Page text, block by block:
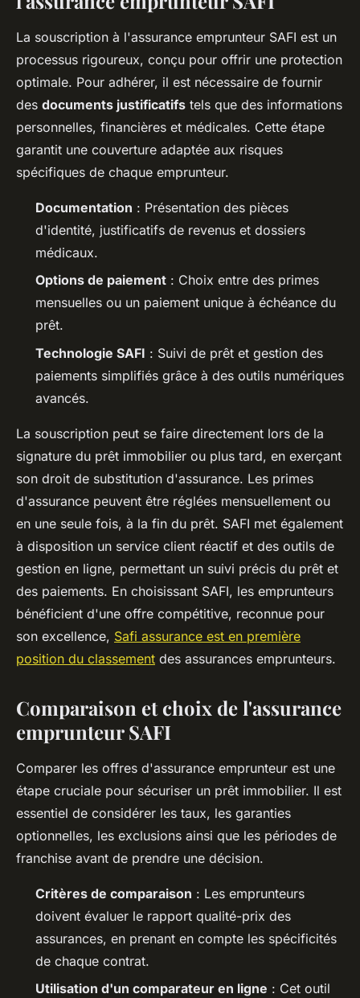
La souscription à l'assurance emprunteur SAFI est un
processus rigoureux, conçu pour offrir une protection
optimale. Pour adhérer, il est nécessaire de fournir
des documents justificatifs tels que des informations
personnelles, financières et médicales. Cette étape
garantit une couverture adaptée aux risques
spécifiques de chaque emprunteur.
Documentation : Présentation des pièces
d'identité, justificatifs de revenus et dossiers
médicaux.
Options de paiement : Choix entre des primes
mensuelles ou un paiement unique à échéance du
prêt.
Technologie SAFI : Suivi de prêt et gestion des
paiements simplifiés grâce à des outils numériques
avancés.
La souscription peut se faire directement lors de la
signature du prêt immobilier ou plus tard, en exerçant
son droit de substitution d'assurance. Les primes
d'assurance peuvent être réglées mensuellement ou
en une seule fois, à la fin du prêt. SAFI met également
à disposition un service client réactif et des outils de
gestion en ligne, permettant un suivi précis du prêt et
des paiements. En choisissant SAFI, les emprunteurs
bénéficient d'une offre compétitive, reconnue pour
son excellence, Safi assurance est en première
position du classement des assurances emprunteurs.
Comparaison et choix de l'assurance
emprunteur SAFI
Comparer les offres d'assurance emprunteur est une
étape cruciale pour sécuriser un prêt immobilier. Il est
essentiel de considérer les taux, les garanties
optionnelles, les exclusions ainsi que les périodes de
franchise avant de prendre une décision.
Critères de comparaison : Les emprunteurs
doivent évaluer le rapport qualité-prix des
assurances, en prenant en compte les spécificités
de chaque contrat.
Utilisation d'un comparateur en ligne : Cet outil